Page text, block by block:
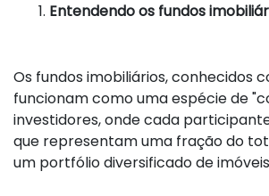
Entendendo os fundos
Os fundos imobiliários, conhecidos
funcionam como uma espécie de
investidores, onde cada
que representam uma fração do
um portfólio diversificado de